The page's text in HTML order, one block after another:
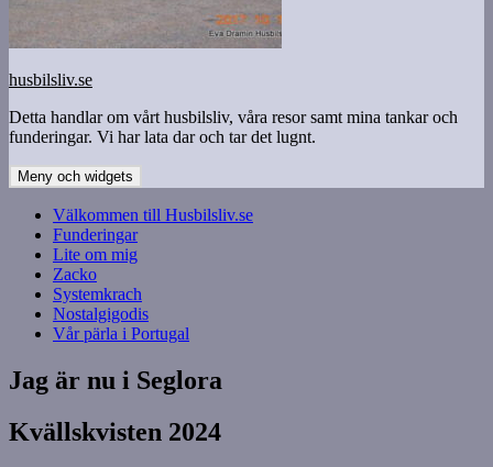
husbilsliv.se
Detta handlar om vårt husbilsliv, våra resor samt mina tankar och
funderingar. Vi har lata dar och tar det lugnt.
Meny och widgets
Välkommen till Husbilsliv.se
Funderingar
Lite om mig
Zacko
Systemkrach
Nostalgigodis
Vår pärla i Portugal
Jag är nu i Seglora
Kvällskvisten 2024